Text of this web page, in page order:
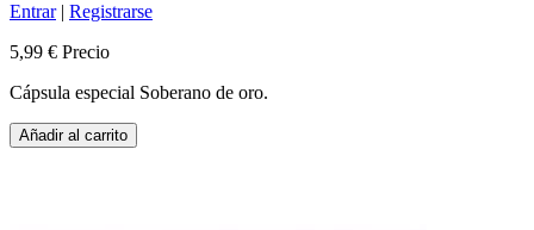
Entrar| Registrarse
5,99 € Precio
Cápsula especial Soberano de oro.
Añadir al carrito